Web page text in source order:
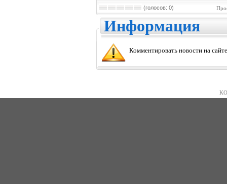
(голосов: 0)
Информация
Комментировать новости на